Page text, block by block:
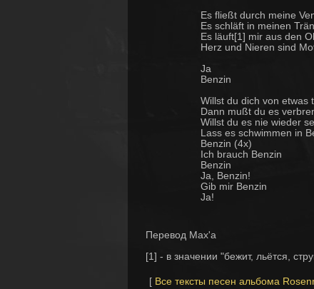
Es fließt durch meine
Es schläft in meinen
Es läuft[1] mir aus den
Herz und Nieren sind
Ja
Benzin
Willst du dich von etwas
Dann mußt du es
Willst du es nie wieder
Lass es schwimmen in
Benzin (4x)
Ich brauch Benzin
Benzin
Ja, Benzin!
Gib mir Benzin
Ja!
Перевод Max'a
[1] - в значении "бежит, льётся,
[ Все тексты песен альбома